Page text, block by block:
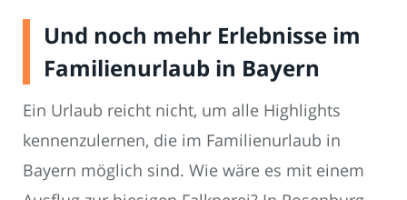
Und noch mehr Erlebnisse im
Familienurlaub in Bayern
Ein Urlaub reicht nicht, um alle Highlights
kennenzulernen, die im Familienurlaub in
Bayern möglich sind. Wie wäre es mit einem